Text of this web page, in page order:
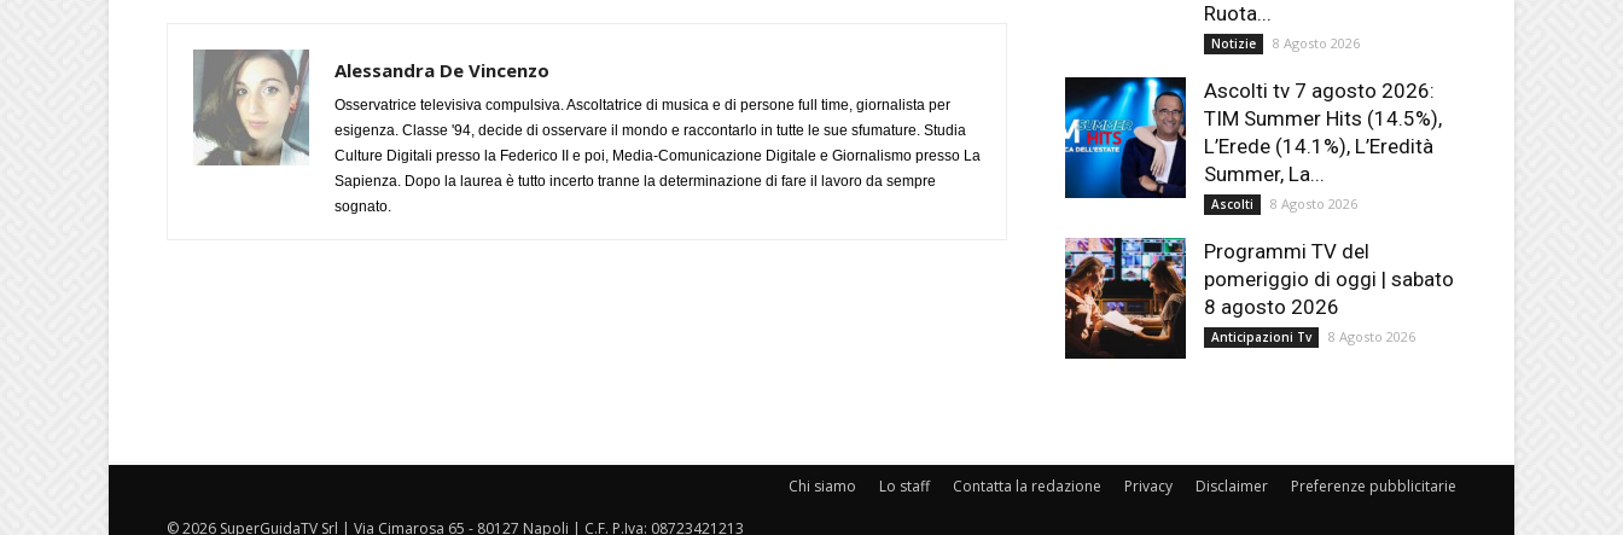
Alessandra De Vincenzo
Osservatrice televisiva compulsiva. Ascoltatrice di musica e di persone full time, giornalista per
esigenza. Classe '94, decide di osservare il mondo e raccontarlo in tutte le sue sfumature. Studia
Culture Digitali presso la Federico II e poi, Media-Comunicazione Digitale e Giornalismo presso La
Sapienza. Dopo la laurea è tutto incerto tranne la determinazione di fare il lavoro da sempre
sognato.
Ruota...
Notizie 8 Agosto 2026
Ascolti tv 7 agosto 2026:
TIM Summer Hits (14.5%),
L’Erede (14.1%), L’Eredità
Summer, La...
Ascolti 8 Agosto 2026
Programmi TV del
pomeriggio di oggi | sabato
8 agosto 2026
Anticipazioni Tv 8 Agosto 2026
Chi siamo Lo staff Contatta la redazione Privacy Disclaimer Preferenze pubblicitarie
© 2026 SuperGuidaTV Srl | Via Cimarosa 65 - 80127 Napoli | C.F. P.Iva: 08723421213